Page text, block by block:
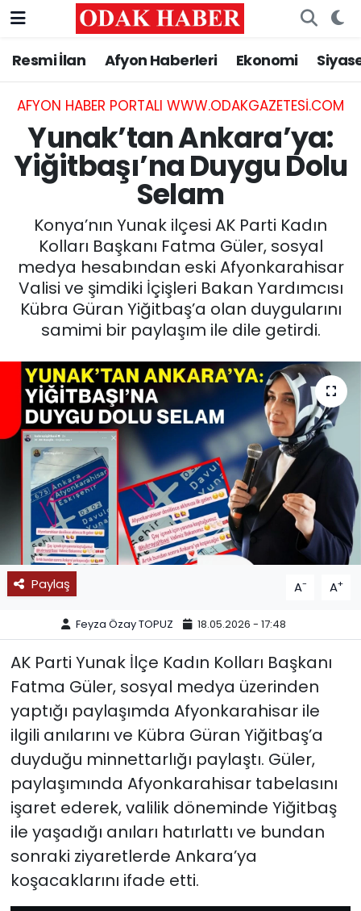
Resmi İlan Afyon Haberleri Ekonomi
AFYON HABER PORTALI WWW.ODAKGAZETESI.COM
Yunak’tan Ankara’ya:
Yiğitbaşı’na Duygu Dolu
Selam
Konya’nın Yunak ilçesi AK Parti Kadın
Kolları Başkanı Fatma Güler, sosyal
medya hesabından eski Afyonkarahisar
Valisi ve şimdiki İçişleri Bakan Yardımcısı
Kübra Güran Yiğitbaş’a olan duygularını
samimi bir paylaşım ile dile getirdi.
Paylaş A- A+
Feyza Özay TOPUZ 18.05.2026 - 17:48
AK Parti Yunak İlçe Kadın Kolları Başkanı
Fatma Güler, sosyal medya üzerinden
yaptığı paylaşımda Afyonkarahisar ile
ilgili anılarını ve Kübra Güran Yiğitbaş’a
duyduğu minnettarlığı paylaştı. Güler,
paylaşımında Afyonkarahisar tabelasını
işaret ederek, valilik döneminde Yiğitbaş
ile yaşadığı anıları hatırlattı ve bundan
sonraki ziyaretlerde Ankara’ya
koşacaklarını ifade etti.
AFYONKARAHİSAR HABERLERİ
Resmi İlan
ASAYİŞ
GÜNCEL
SİYASET
EĞİTİM
MAGAZİN
SPOR
11:11 MANŞET
Nöbetçi Eczaneler
Hava Durumu
Trafik Durumu
Süper Lig Puan Durumu ve Fikstür
Tüm Manşetler
Son Dakika Haberleri
Haber Arşivi